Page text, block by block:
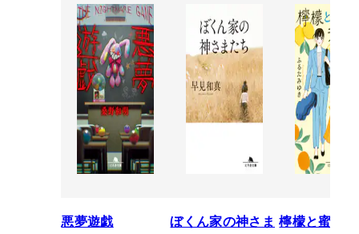
悪夢遊戯
ぼくん家の神さま 檸檬と蜜柑